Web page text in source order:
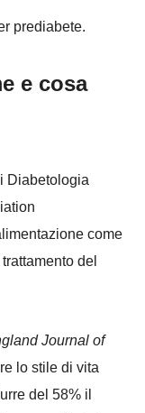
prediabete.
e cosa
Diabetologia
come
del
Journal of
lo stile di vita
del 58% il